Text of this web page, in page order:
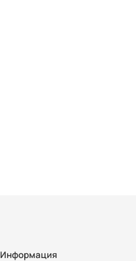
Информация